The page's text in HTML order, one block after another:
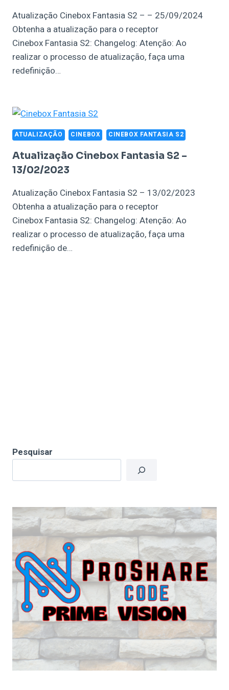
Atualização Cinebox Fantasia S2 – – 25/09/2024
Obtenha a atualização para o receptor
Cinebox Fantasia S2: Changelog: Atenção: Ao
realizar o processo de atualização, faça uma
redefinição…
ATUALIZAÇÃO CINEBOX CINEBOX FANTASIA S2
Atualização Cinebox Fantasia S2 –
13/02/2023
Atualização Cinebox Fantasia S2 – 13/02/2023
Obtenha a atualização para o receptor
Cinebox Fantasia S2: Changelog: Atenção: Ao
realizar o processo de atualização, faça uma
redefinição de…
Pesquisar